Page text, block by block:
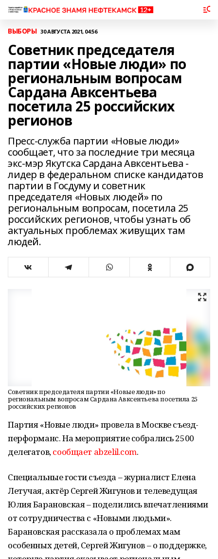
ВЫБОРЫ 30 АВГУСТА 2021, 04:56
Советник председателя
партии «Новые люди» по
региональным вопросам
Сардана Авксентьева
посетила 25 российских
регионов
Пресс-служба партии «Новые люди»
сообщает, что за последние три месяца
экс-мэр Якутска Сардана Авксентьева -
лидер в федеральном списке кандидатов
партии в Госдуму и советник
председателя «Новых людей» по
региональным вопросам, посетила 25
российских регионов, чтобы узнать об
актуальных проблемах живущих там
людей.
Советник председателя партии «Новые люди» по
региональным вопросам Сардана Авксентьева посетила 25
российских регионов
Партия «Новые люди» провела в Москве съезд-
перформанс. На мероприятие собрались 2500
делегатов,сообщает abzelil.com.
Специальные гости съезда – журналист Елена
Летучая, актёр Сергей Жигунов и телеведущая
Юлия Барановская – поделились впечатлениями
от сотрудничества с «Новыми людьми».
Барановская рассказала о проблемах мам
особенных детей, Сергей Жигунов – о поддержке,